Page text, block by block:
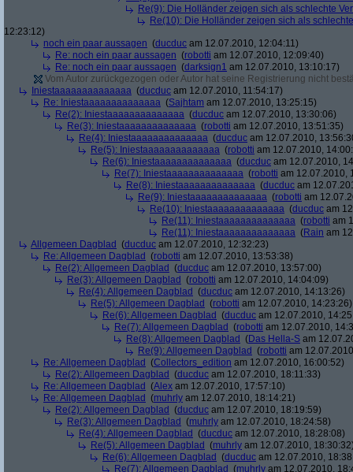
Re(9): Die Holländer zeigen sich als schlechte
Re(10): Die Holländer zeigen sich als
12:23:12)
noch ein paar aussagen (ducduc am 12.07.2010, 12:04:11)
Re: noch ein paar aussagen (robotti am 12.07.2010, 12:09:40)
Re: noch ein paar aussagen (darksign1 am 12.07.2010, 13:10:17)
Vom Autor zurückgezogen oder Autor hat seine Registrierung nicht
Iniestaaaaaaaaaaaaaa (ducduc am 12.07.2010, 11:54:17)
Re: Iniestaaaaaaaaaaaaaa (Sajhtam am 12.07.2010, 13:25:15)
Re(2): Iniestaaaaaaaaaaaaaa (ducduc am 12.07.2010, 13:30:06)
Re(3): Iniestaaaaaaaaaaaaaa (robotti am 12.07.2010, 13:51:35)
Re(4): Iniestaaaaaaaaaaaaaa (ducduc am 12.07.2010,
Re(5): Iniestaaaaaaaaaaaaaa (robotti am 12.07.2010,
Re(6): Iniestaaaaaaaaaaaaaa (ducduc am 12.07.2010,
Re(7): Iniestaaaaaaaaaaaaaa (robotti am 12.07.2010,
Re(8): Iniestaaaaaaaaaaaaaa (ducduc am
Re(9): Iniestaaaaaaaaaaaaaa (robotti am
Re(10): Iniestaaaaaaaaaaaaaa (ducduc am
Re(11): Iniestaaaaaaaaaaaaaa (robotti am
Re(11): Iniestaaaaaaaaaaaaaa (Rain am
Allgemeen Dagblad (ducduc am 12.07.2010, 12:32:23)
Re: Allgemeen Dagblad (robotti am 12.07.2010, 13:53:38)
Re(2): Allgemeen Dagblad (ducduc am 12.07.2010, 13:57:00)
Re(3): Allgemeen Dagblad (robotti am 12.07.2010, 14:04:09)
Re(4): Allgemeen Dagblad (ducduc am 12.07.2010, 14:13:26)
Re(5): Allgemeen Dagblad (robotti am 12.07.2010, 14:23:26)
Re(6): Allgemeen Dagblad (ducduc am 12.07.2010,
Re(7): Allgemeen Dagblad (robotti am 12.07.2010,
Re(8): Allgemeen Dagblad (Das Hella-S am
Re(9): Allgemeen Dagblad (robotti am
Re: Allgemeen Dagblad (Collectors_edition am 12.07.2010, 16:00:52)
Re(2): Allgemeen Dagblad (ducduc am 12.07.2010, 18:11:33)
Re: Allgemeen Dagblad (Alex am 12.07.2010, 17:57:10)
Re: Allgemeen Dagblad (muhrly am 12.07.2010, 18:14:21)
Re(2): Allgemeen Dagblad (ducduc am 12.07.2010, 18:19:59)
Re(3): Allgemeen Dagblad (muhrly am 12.07.2010, 18:24:58)
Re(4): Allgemeen Dagblad (ducduc am 12.07.2010, 18:28:08)
Re(5): Allgemeen Dagblad (muhrly am 12.07.2010,
Re(6): Allgemeen Dagblad (ducduc am 12.07.2010,
Re(7): Allgemeen Dagblad (muhrly am 12.07.2010,